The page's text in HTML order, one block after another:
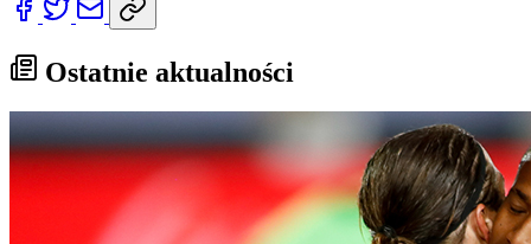
Ostatnie aktualności